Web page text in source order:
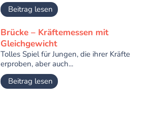
Beitrag lesen
Brücke – Kräftemessen mit
Gleichgewicht
Tolles Spiel für Jungen, die ihrer Kräfte
erproben, aber auch...
Beitrag lesen